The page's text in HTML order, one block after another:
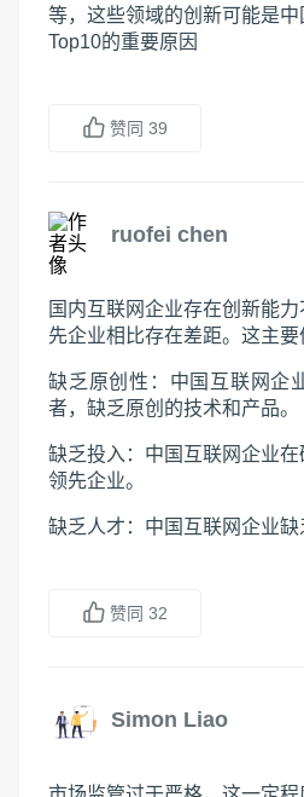
等，这些领域的创新可能是
Top10的重要原因
赞同 39
ruofei chen
国内互联网企业存在创新能
先企业相比存在差距。这主要
缺乏原创性：中国互联网企
者，缺乏原创的技术和产品。
缺乏投入：中国互联网企业
领先企业。
缺乏人才：中国互联网企业缺
赞同 32
Simon Liao